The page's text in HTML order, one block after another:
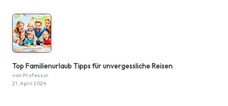
Top Familienurlaub Tipps für unvergessliche Reisen
von Professor
21. April 2024